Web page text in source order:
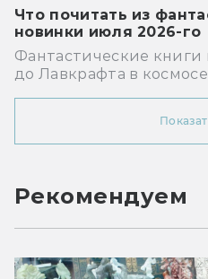
Что почитать из
новинки июля 2026-го
Фантастические книги
до Лавкрафта в космосе
Рекомендуем